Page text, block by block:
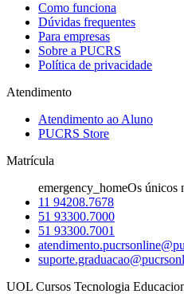
Como funciona
Dúvidas frequentes
Para empresas
Sobre a PUCRS
Política de privacidade
Atendimento
Atendimento ao Aluno
PUCRS Store
Matrícula
emergency_homeOs únicos
11 94208.7678
51 93300.7000
51 93300.7001
UOL Cursos Tecnologia